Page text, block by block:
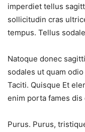
imperdiet tellus
sollicitudin cras
tempus. Tellus
Natoque donec
sodales ut quam
Taciti. Quisque Et
enim porta fames dis
Purus. Purus,